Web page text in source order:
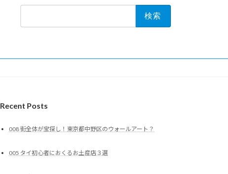
Recent Posts
008 街全体が宝探し！東京都中野区のウォールアート？
005 タイ初心者におくるお土産店３選